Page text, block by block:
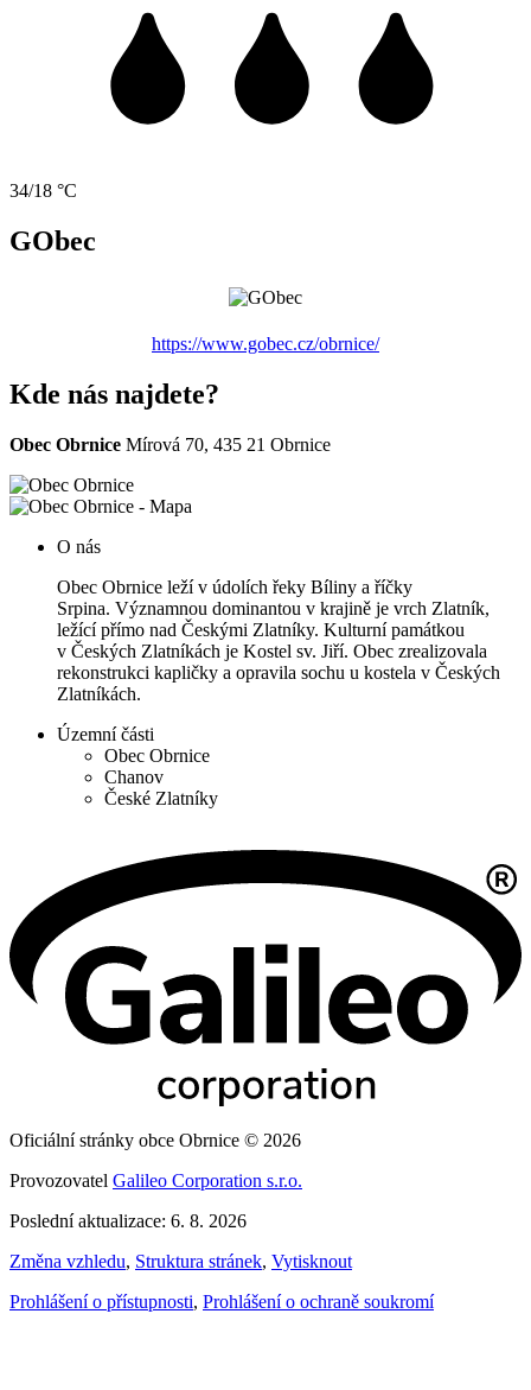
34/18 °C
GObec
https://www.gobec.cz/obrnice/
Kde nás najdete?
Obec Obrnice Mírová 70, 435 21 Obrnice
O nás
Obec Obrnice leží v údolích řeky Bíliny a říčky
Srpina. Významnou dominantou v krajině je vrch Zlatník,
ležící přímo nad Českými Zlatníky. Kulturní památkou
v Českých Zlatníkách je Kostel sv. Jiří. Obec zrealizovala
rekonstrukci kapličky a opravila sochu u kostela v Českých
Zlatníkách.
Územní části
Obec Obrnice
Chanov
České Zlatníky
Oficiální stránky obce Obrnice © 2026
Provozovatel Galileo Corporation s.r.o.
Poslední aktualizace: 6. 8. 2026
Změna vzhledu, Struktura stránek, Vytisknout
Prohlášení o přístupnosti, Prohlášení o ochraně soukromí